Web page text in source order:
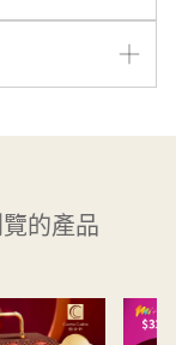
，所有價錢另設
算。
的產品